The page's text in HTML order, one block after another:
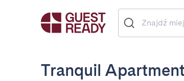
Tranquil